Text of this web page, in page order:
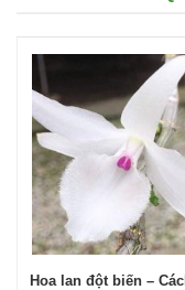
Hoa lan đột biến –